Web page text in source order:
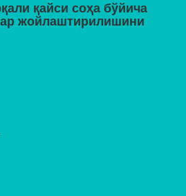
қайси соҳа бўйича
жойлаштирилишини